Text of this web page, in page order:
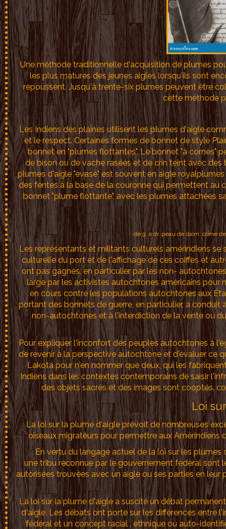
Une méthode traditionnelle d'acquisition de plumes
les plus matures des jeunes aigles lorsqu'ils sont
repoussent. Jusqu'à trente-six plumes peuvent être
cette méthode
Les Indiens des plaines utilisent les plumes d'aigle
et le respect. Certaines formes de bonnet de style
bonnet en "plumes flottantes". Le bonnet "à cornes"
de bison ou de vache rasées et de crin teint avec
plumes d'aigle "évasé" est souvent en aigle
des fentes à la base de la couronne qui permettent au
bonnet "plume flottante", avec les plumes attachées
de g. à dr. peau de daim, corne
Les représentants et militants culturels amérindiens
culturelle du port et de l'affichage de ces coiffes et
ont pas gagnés, en particulier par les non-
large par les activistes autochtones américains
en cours contre les populations autochtones aux
portant des bonnets de guerre, en particulier, a
non-autochtones et à l'interdiction de la vente ou
Pour expliquer l'inconfort des peuples autochtones à
de revenir à la perspective autochtone et d'évaluer ce
Lakota pour n'en nommer que deux, qui les
Indiens dans les contextes contemporains de saisir
des objets sacrés et des images sont cooptés,
Loi
La loi sur la plume d'aigle prévoit de nombreuses
oiseaux migrateurs pour permettre aux
En vertu du langage actuel de la loi sur les
une tribu reconnue par le gouvernement fédéral sont
autorisées trouvées avec un aigle ou ses parties en
La loi sur la plume d'aigle a suscité un débat
d'aigle. Les débats ont porté sur les différences entre
fédéral et un concept racial , ethnique ou auto-